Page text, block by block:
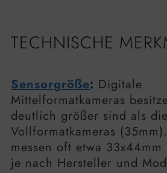
TECHNISCHE
Sensorgröße: Digitale
Mittelformatkameras
deutlich größer sind als
Vollformatkameras
messen oft etwa
je nach Hersteller und